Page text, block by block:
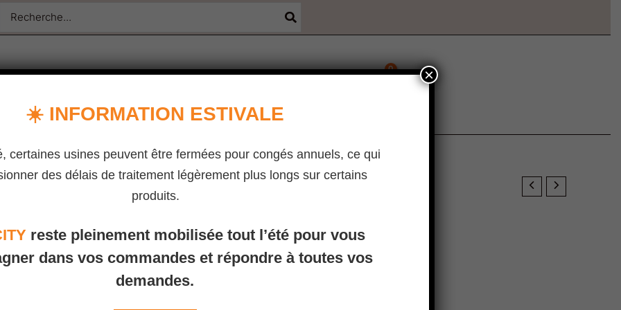
Accueil PANIERS / Panier à Roulettes 54L
Panier à Roulettes 54L
24,00€ HT | En stock
quantité
à
Roulettes
54L
☀️ INFORMATION ESTIVALE
certaines usines peuvent être fermées pour congés annuels, ce qui
des délais de traitement légèrement plus longs sur certains
produits.
reste pleinement mobilisée tout l’été pour vous
dans vos commandes et répondre à toutes vos
demandes.
×